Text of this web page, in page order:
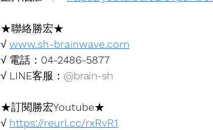
★聯絡勝宏★
√ www.sh-brainwave.com
√ 電話： 04-2486-5877
√ LINE客服：@brain-sh
★訂閱勝宏Youtube★
√ https://reurl.cc/rxRvR1